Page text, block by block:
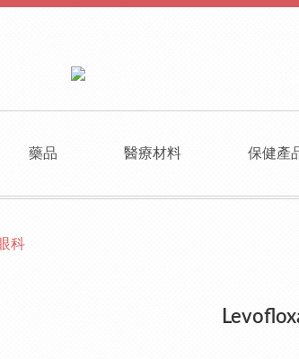
藥品 醫療材料 保健產
科